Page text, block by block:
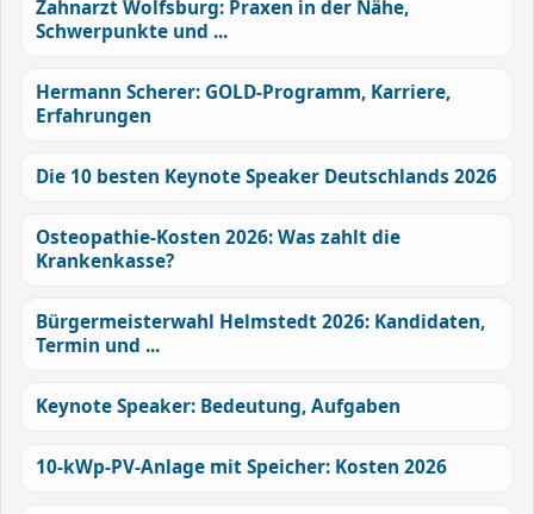
Zahnarzt Wolfsburg: Praxen in der Nähe,
Schwerpunkte und ...
Hermann Scherer: GOLD-Programm, Karriere,
Erfahrungen
Die 10 besten Keynote Speaker Deutschlands 2026
Osteopathie-Kosten 2026: Was zahlt die
Krankenkasse?
Bürgermeisterwahl Helmstedt 2026: Kandidaten,
Termin und ...
Keynote Speaker: Bedeutung, Aufgaben
10-kWp-PV-Anlage mit Speicher: Kosten 2026